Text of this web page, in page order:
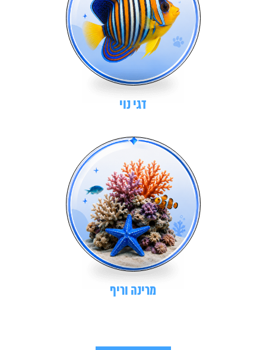
דגי נוי
מרינה וריף